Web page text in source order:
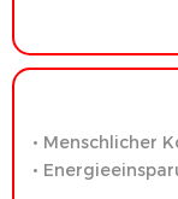
• Menschlicher
•